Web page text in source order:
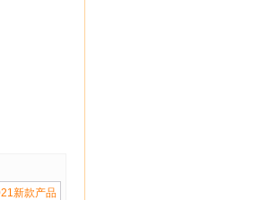
新款产品